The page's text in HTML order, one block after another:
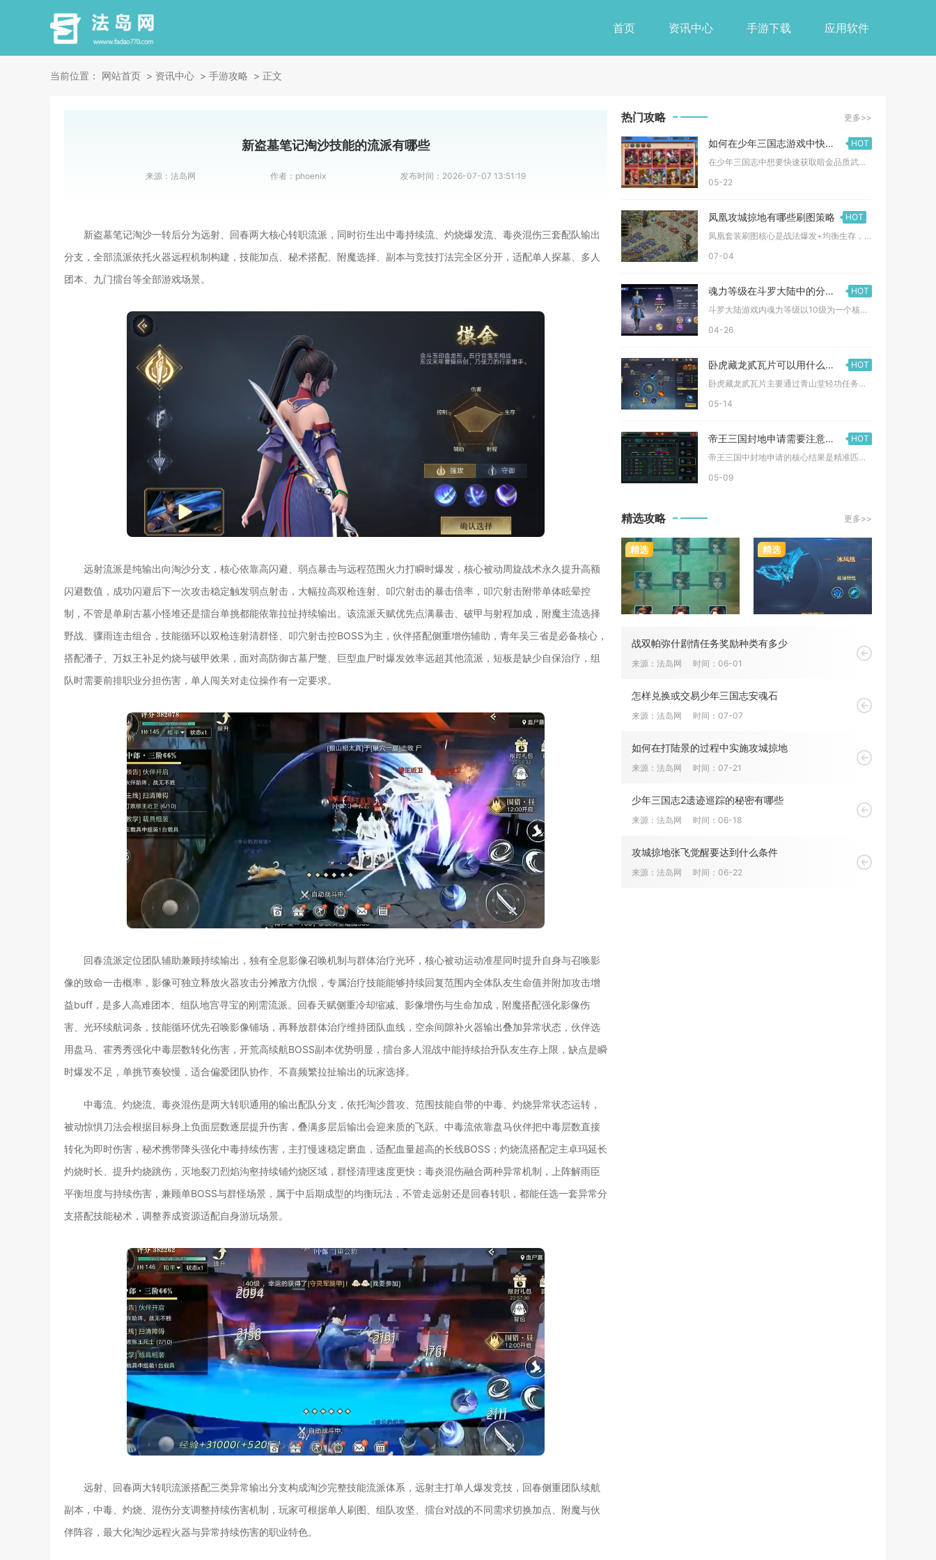
首页 资讯中心 手游下载 应用软件
当前位置： 网站首页 资讯中心 手游攻略 正文
新盗墓笔记淘沙技能的流派有哪些
来源： 法岛网 作者： phoenix 发布时间： 2026-07-07 13:51:19
新盗墓笔记淘沙一转后分为远射、回春两大核心转职流派，同时衍生出中毒持续流、灼烧爆发流、毒炎混伤三套配队输出
分支，全部流派依托火器远程机制构建，技能加点、秘术搭配、附魔选择、副本与竞技打法完全区分开，适配单人探墓、多人
团本、九门擂台等全部游戏场景。
远射流派是纯输出向淘沙分支，核心依靠高闪避、弱点暴击与远程范围火力打瞬时爆发，核心被动周旋战术永久提升高额
闪避数值，成功闪避后下一次攻击稳定触发弱点射击，大幅拉高双枪连射、叩穴射击的暴击倍率，叩穴射击附带单体眩晕控
制，不管是单刷古墓小怪堆还是擂台单挑都能依靠拉扯持续输出。该流派天赋优先点满暴击、破甲与射程加成，附魔主流选择
野战、骤雨连击组合，技能循环以双枪连射清群怪、叩穴射击控BOSS为主，伙伴搭配侧重增伤辅助，青年吴三省是必备核心，
搭配潘子、万奴王补足灼烧与破甲效果，面对高防御古墓尸蹩、巨型血尸时爆发效率远超其他流派，短板是缺少自保治疗，组
队时需要前排职业分担伤害，单人闯关对走位操作有一定要求。
回春流派定位团队辅助兼顾持续输出，独有全息影像召唤机制与群体治疗光环，核心被动运动准星同时提升自身与召唤影
像的致命一击概率，影像可独立释放火器攻击分摊敌方仇恨，专属治疗技能能够持续回复范围内全体队友生命值并附加攻击增
益buff，是多人高难团本、组队地宫寻宝的刚需流派。回春天赋侧重冷却缩减、影像增伤与生命加成，附魔搭配强化影像伤
害、光环续航词条，技能循环优先召唤影像铺场，再释放群体治疗维持团队血线，空余间隙补火器输出叠加异常状态，伙伴选
用盘马、霍秀秀强化中毒层数转化伤害，开荒高续航BOSS副本优势明显，擂台多人混战中能持续抬升队友生存上限，缺点是瞬
时爆发不足，单挑节奏较慢，适合偏爱团队协作、不喜频繁拉扯输出的玩家选择。
中毒流、灼烧流、毒炎混伤是两大转职通用的输出配队分支，依托淘沙普攻、范围技能自带的中毒、灼烧异常状态运转，
被动惊惧刀法会根据目标身上负面层数逐层提升伤害，叠满多层后输出会迎来质的飞跃。中毒流依靠盘马伙伴把中毒层数直接
转化为即时伤害，秘术携带降头强化中毒持续伤害，主打慢速稳定磨血，适配血量超高的长线BOSS；灼烧流搭配定主卓玛延长
灼烧时长、提升灼烧跳伤，灭地裂刀烈焰沟壑持续铺灼烧区域，群怪清理速度更快；毒炎混伤融合两种异常机制，上阵解雨臣
平衡坦度与持续伤害，兼顾单BOSS与群怪场景，属于中后期成型的均衡玩法，不管走远射还是回春转职，都能任选一套异常分
支搭配技能秘术，调整养成资源适配自身游玩场景。
远射、回春两大转职流派搭配三类异常输出分支构成淘沙完整技能流派体系，远射主打单人爆发竞技，回春侧重团队续航
副本，中毒、灼烧、混伤分支调整持续伤害机制，玩家可根据单人刷图、组队攻坚、擂台对战的不同需求切换加点、附魔与伙
伴阵容，最大化淘沙远程火器与异常持续伤害的职业特色。
热门攻略 更多>>
如何在少年三国志游戏中快速获得暗金将
HOT
在少年三国志中想要快速获取暗金品质武将，核心路径在于锁定“暗...
05-22
凤凰攻城掠地有哪些刷图策略
HOT
凤凰套装刷图核心是战法爆发+均衡生存，优先适配太史慈、周瑜、...
07-04
魂力等级在斗罗大陆中的分布如何
HOT
斗罗大陆游戏内魂力等级以10级为一个核心境界阶梯，从1级魂士...
04-26
卧虎藏龙贰瓦片可以用什么方法取得
HOT
卧虎藏龙贰瓦片主要通过青山堂轻功任务获取，核心是掌握精准轻功...
05-14
帝王三国封地申请需要注意什么
HOT
帝王三国中封地申请的核心结果是精准匹配自身发展战略、高效抢占...
05-09
精选攻略 更多>>
精选 精选
战双帕弥什剧情任务奖励种类有多少
来源：法岛网 时间：06-01
怎样兑换或交易少年三国志安魂石
来源：法岛网 时间：07-07
如何在打陆景的过程中实施攻城掠地
来源：法岛网 时间：07-21
少年三国志2遗迹巡踪的秘密有哪些
来源：法岛网 时间：06-18
攻城掠地张飞觉醒要达到什么条件
来源：法岛网 时间：06-22